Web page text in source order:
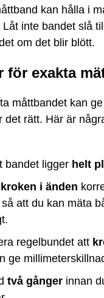
kan hålla i
inte bandet slå
om det blir blött.
för exakta
måttbandet kan
det rätt. Här är
bandet ligger helt
kroken i änden
att du kan mäta
regelbundet att
ge
två gånger innan